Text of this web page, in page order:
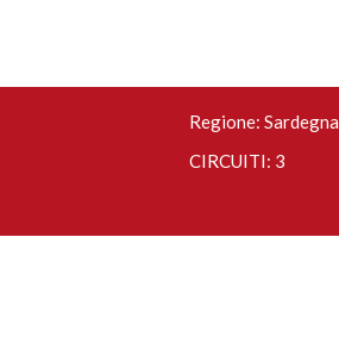
Regione: Sardegna
CIRCUITI: 3